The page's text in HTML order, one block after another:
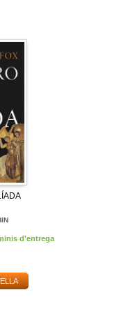
d'entrega